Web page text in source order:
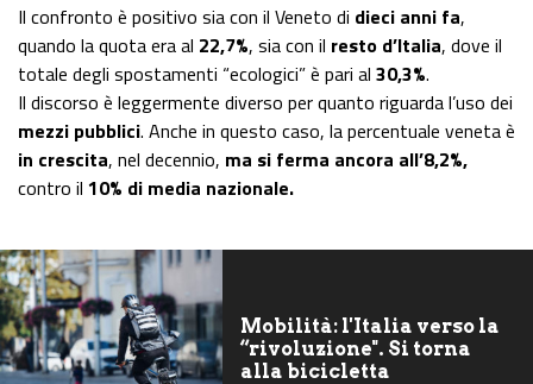
Il confronto è positivo sia con il Veneto di dieci anni fa,
quando la quota era al 22,7%, sia con il resto d’Italia, dove il
totale degli spostamenti “ecologici” è pari al 30,3%.
Il discorso è leggermente diverso per quanto riguarda l’uso dei
mezzi pubblici. Anche in questo caso, la percentuale veneta è
in crescita, nel decennio, ma si ferma ancora all’8,2%,
contro il 10% di media nazionale.
Mobilità: l'Italia verso la
“rivoluzione". Si torna
alla bicicletta